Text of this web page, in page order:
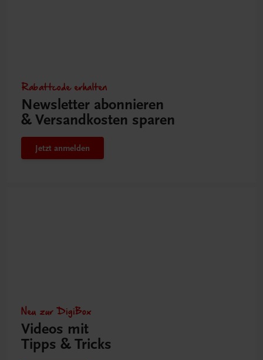
Rabattcode erhalten
Newsletter abonnieren
& Versandkosten sparen
Jetzt anmelden
Neu zur DigiBox
Videos mit
Tipps & Tricks